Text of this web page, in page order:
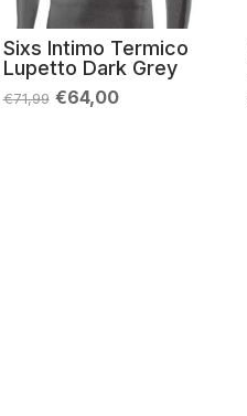
Sixs Intimo Termico
Lupetto Dark Grey
€71,99 Il
prezzo
€64,00Il